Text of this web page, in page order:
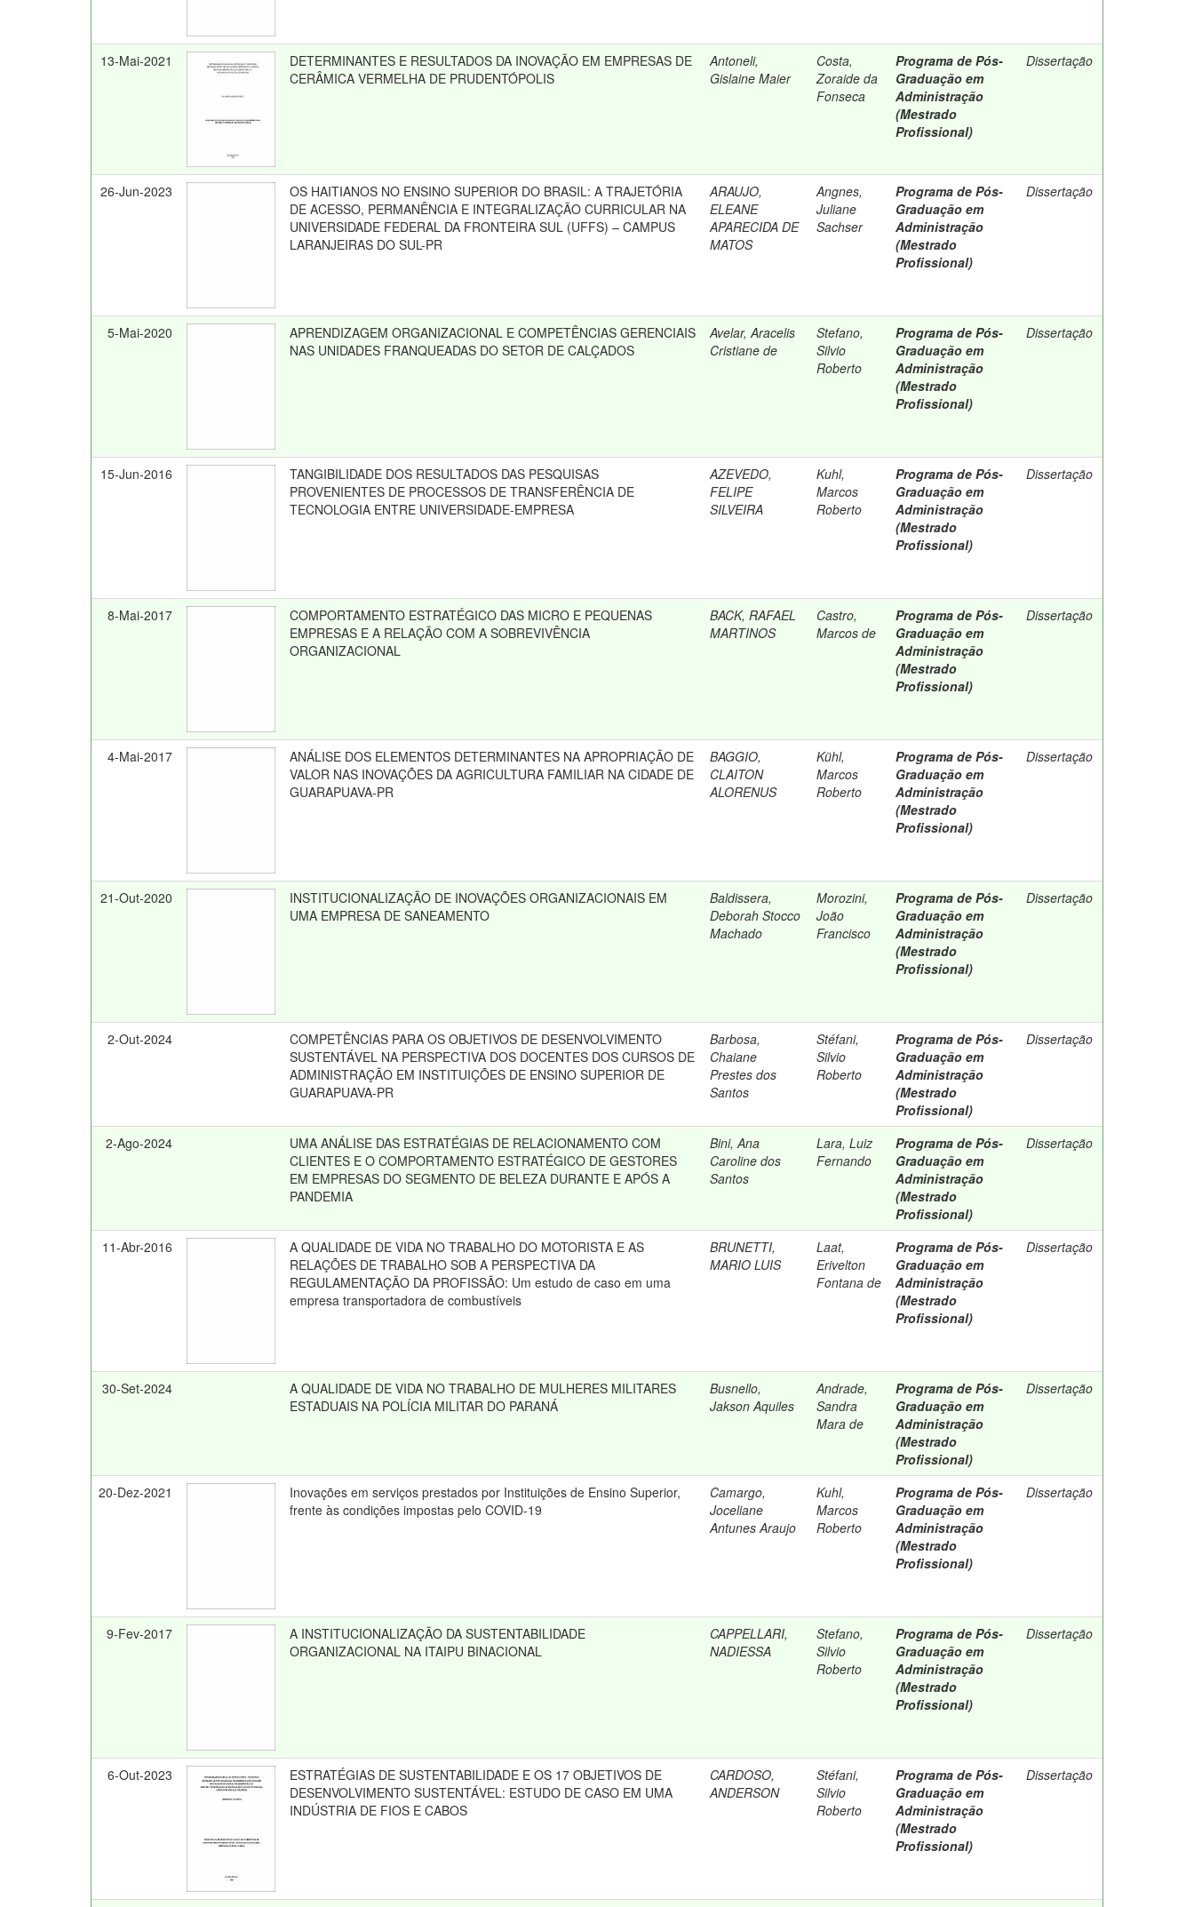
13-Mai-2021
DETERMINANTES E RESULTADOS DA INOVAÇÃO EM EMPRESAS DE
CERÂMICA VERMELHA DE PRUDENTÓPOLIS
Antoneli,
Gislaine Maier
Costa,
Zoraide da
Fonseca
Programa de Pós-
Graduação em
Administração
(Mestrado
Profissional)
Dissertação
26-Jun-2023
OS HAITIANOS NO ENSINO SUPERIOR DO BRASIL: A TRAJETÓRIA
DE ACESSO, PERMANÊNCIA E INTEGRALIZAÇÃO CURRICULAR NA
UNIVERSIDADE FEDERAL DA FRONTEIRA SUL (UFFS) – CAMPUS
LARANJEIRAS DO SUL-PR
ARAUJO,
ELEANE
APARECIDA DE
MATOS
Angnes,
Juliane
Sachser
Programa de Pós-
Graduação em
Administração
(Mestrado
Profissional)
Dissertação
5-Mai-2020
APRENDIZAGEM ORGANIZACIONAL E COMPETÊNCIAS GERENCIAIS
NAS UNIDADES FRANQUEADAS DO SETOR DE CALÇADOS
Avelar, Aracelis
Cristiane de
Stefano,
Silvio
Roberto
Programa de Pós-
Graduação em
Administração
(Mestrado
Profissional)
Dissertação
15-Jun-2016
TANGIBILIDADE DOS RESULTADOS DAS PESQUISAS
PROVENIENTES DE PROCESSOS DE TRANSFERÊNCIA DE
TECNOLOGIA ENTRE UNIVERSIDADE-EMPRESA
AZEVEDO,
FELIPE
SILVEIRA
Kuhl,
Marcos
Roberto
Programa de Pós-
Graduação em
Administração
(Mestrado
Profissional)
Dissertação
8-Mai-2017
COMPORTAMENTO ESTRATÉGICO DAS MICRO E PEQUENAS
EMPRESAS E A RELAÇÃO COM A SOBREVIVÊNCIA
ORGANIZACIONAL
BACK, RAFAEL
MARTINOS
Castro,
Marcos de
Programa de Pós-
Graduação em
Administração
(Mestrado
Profissional)
Dissertação
4-Mai-2017
ANÁLISE DOS ELEMENTOS DETERMINANTES NA APROPRIAÇÃO DE
VALOR NAS INOVAÇÕES DA AGRICULTURA FAMILIAR NA CIDADE DE
GUARAPUAVA-PR
BAGGIO,
CLAITON
ALORENUS
Kühl,
Marcos
Roberto
Programa de Pós-
Graduação em
Administração
(Mestrado
Profissional)
Dissertação
21-Out-2020
INSTITUCIONALIZAÇÃO DE INOVAÇÕES ORGANIZACIONAIS EM
UMA EMPRESA DE SANEAMENTO
Baldissera,
Deborah Stocco
Machado
Morozini,
João
Francisco
Programa de Pós-
Graduação em
Administração
(Mestrado
Profissional)
Dissertação
2-Out-2024
COMPETÊNCIAS PARA OS OBJETIVOS DE DESENVOLVIMENTO
SUSTENTÁVEL NA PERSPECTIVA DOS DOCENTES DOS CURSOS DE
ADMINISTRAÇÃO EM INSTITUIÇÕES DE ENSINO SUPERIOR DE
GUARAPUAVA-PR
Barbosa,
Chaiane
Prestes dos
Santos
Stéfani,
Silvio
Roberto
Programa de Pós-
Graduação em
Administração
(Mestrado
Profissional)
Dissertação
2-Ago-2024
UMA ANÁLISE DAS ESTRATÉGIAS DE RELACIONAMENTO COM
CLIENTES E O COMPORTAMENTO ESTRATÉGICO DE GESTORES
EM EMPRESAS DO SEGMENTO DE BELEZA DURANTE E APÓS A
PANDEMIA
Bini, Ana
Caroline dos
Santos
Lara, Luiz
Fernando
Programa de Pós-
Graduação em
Administração
(Mestrado
Profissional)
Dissertação
11-Abr-2016
A QUALIDADE DE VIDA NO TRABALHO DO MOTORISTA E AS
RELAÇÕES DE TRABALHO SOB A PERSPECTIVA DA
REGULAMENTAÇÃO DA PROFISSÃO: Um estudo de caso em uma
empresa transportadora de combustíveis
BRUNETTI,
MARIO LUIS
Laat,
Erivelton
Fontana de
Programa de Pós-
Graduação em
Administração
(Mestrado
Profissional)
Dissertação
30-Set-2024
A QUALIDADE DE VIDA NO TRABALHO DE MULHERES MILITARES
ESTADUAIS NA POLÍCIA MILITAR DO PARANÁ
Busnello,
Jakson Aquiles
Andrade,
Sandra
Mara de
Programa de Pós-
Graduação em
Administração
(Mestrado
Profissional)
Dissertação
20-Dez-2021
Inovações em serviços prestados por Instituições de Ensino Superior,
frente às condições impostas pelo COVID-19
Camargo,
Joceliane
Antunes Araujo
Kuhl,
Marcos
Roberto
Programa de Pós-
Graduação em
Administração
(Mestrado
Profissional)
Dissertação
9-Fev-2017
A INSTITUCIONALIZAÇÃO DA SUSTENTABILIDADE
ORGANIZACIONAL NA ITAIPU BINACIONAL
CAPPELLARI,
NADIESSA
Stefano,
Silvio
Roberto
Programa de Pós-
Graduação em
Administração
(Mestrado
Profissional)
Dissertação
6-Out-2023
ESTRATÉGIAS DE SUSTENTABILIDADE E OS 17 OBJETIVOS DE
DESENVOLVIMENTO SUSTENTÁVEL: ESTUDO DE CASO EM UMA
INDÚSTRIA DE FIOS E CABOS
CARDOSO,
ANDERSON
Stéfani,
Silvio
Roberto
Programa de Pós-
Graduação em
Administração
(Mestrado
Profissional)
Dissertação